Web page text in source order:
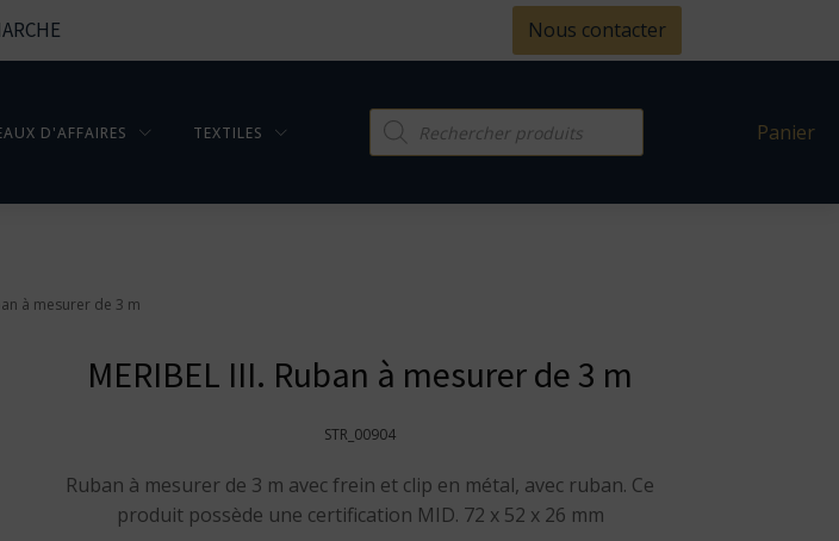
Nous contacter
D'AFFAIRES TEXTILES
Recherche
Panier
à mesurer de 3 m
MERIBEL III. Ruban à mesurer de 3 m
STR_00904
Ruban à mesurer de 3 m avec frein et clip en métal, avec ruban. Ce
produit possède une certification MID. 72 x 52 x 26 mm